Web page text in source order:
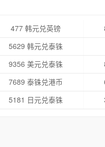
477 韩元兑英镑
5629 韩元兑泰铢
9356 美元兑泰铢
7689 泰铢兑港币
5181 日元兑泰铢